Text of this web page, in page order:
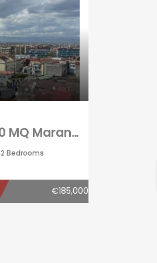
APPARTMENTO 120 MQ Marano-Parco Mario
2 Bedrooms
€185,000